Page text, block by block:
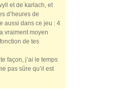
et de karlach, et
d’heures de
aussi dans ce jeu : 4
vraiment moyen
de tes
façon, j’ai le temps
pas sûre qu’il est